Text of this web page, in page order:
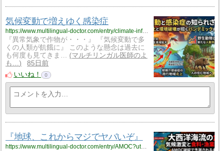
気候変動で増えゆく感染症
https://www.multilingual-doctor.com/entry/climate-infection?utm_source=feed
『異常気象で作物が・・・』 『気候変動で多
くの人類が飢餓に』 このような懸念は過去に
も何度も見てきま…
マルチリンガル医師のよ
も…
85日前
いいね！
0
『地球、これからマジでヤバいぞ』
https://www.multilingual-doctor.com/entry/AMOC?utm_source=feed